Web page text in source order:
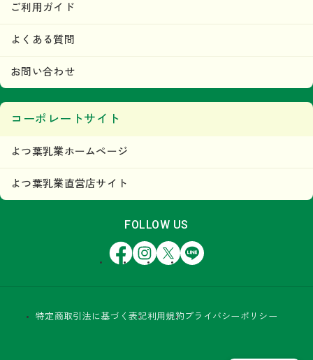
ご利用ガイド
よくある質問
お問い合わせ
コーポレートサイト
よつ葉乳業ホームページ
よつ葉乳業直営店サイト
FOLLOW US
FacebookInstagram
X LINE
特定商取引法に基づく表記利用規約 プライバシーポリシー